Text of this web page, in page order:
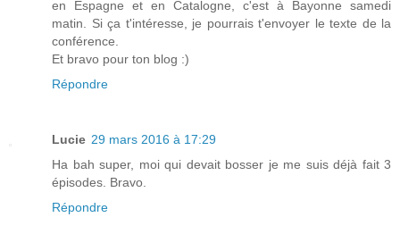
en Espagne et en Catalogne, c'est à Bayonne samedi
matin. Si ça t'intéresse, je pourrais t'envoyer le texte de la
conférence.
Et bravo pour ton blog :)
Répondre
Lucie 29 mars 2016 à 17:29
Ha bah super, moi qui devait bosser je me suis déjà fait 3
épisodes. Bravo.
Répondre